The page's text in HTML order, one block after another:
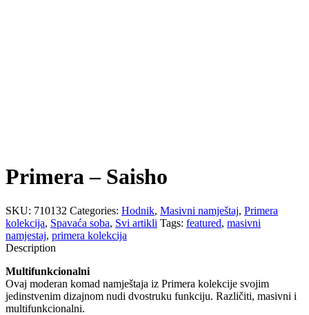
Primera – Saisho
SKU: 710132 Categories: Hodnik, Masivni namještaj, Primera
kolekcija, Spavaća soba, Svi artikli Tags: featured, masivni
namjestaj, primera kolekcija
Description
Multifunkcionalni
Ovaj moderan komad namještaja iz Primera kolekcije svojim
jedinstvenim dizajnom nudi dvostruku funkciju. Različiti, masivni i
multifunkcionalni.